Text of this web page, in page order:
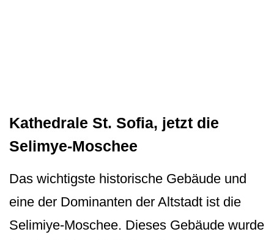
Kathedrale St. Sofia, jetzt die
Selimye-Moschee
Das wichtigste historische Gebäude und
eine der Dominanten der Altstadt ist die
Selimiye-Moschee. Dieses Gebäude wurde